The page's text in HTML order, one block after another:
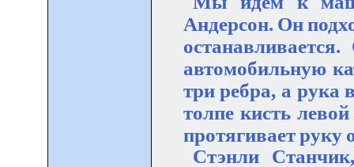
Андерсон. Он
автомобильную
три ребра, а рука
толпе кисть
протягивает руку
Стэнли